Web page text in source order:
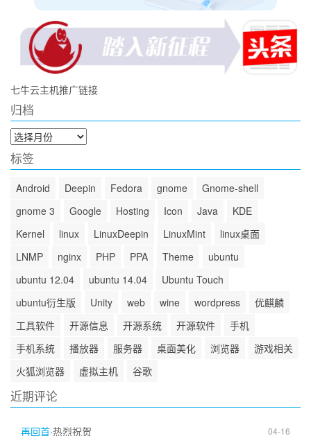
七牛云主机推广链接
归档
归
档
标签
Android Deepin Fedora gnome
Gnome-shell
gnome 3
Google Hosting Icon Java
KDE
Kernel
linux LinuxDeepin LinuxMint
linux桌面
LNMP
nginx PHP PPA Theme
ubuntu
ubuntu 12.04
ubuntu 14.04
Ubuntu Touch
ubuntu衍生版
Unity web wine wordpress
优麒麟
工具软件
开源信息 开源系统 开源软件
手机
手机系统
播放器 服务器 桌面美化 浏览器
游戏相关
火狐浏览器
虚拟主机 谷歌
近期评论
再回首·热烈祝贺 04-16